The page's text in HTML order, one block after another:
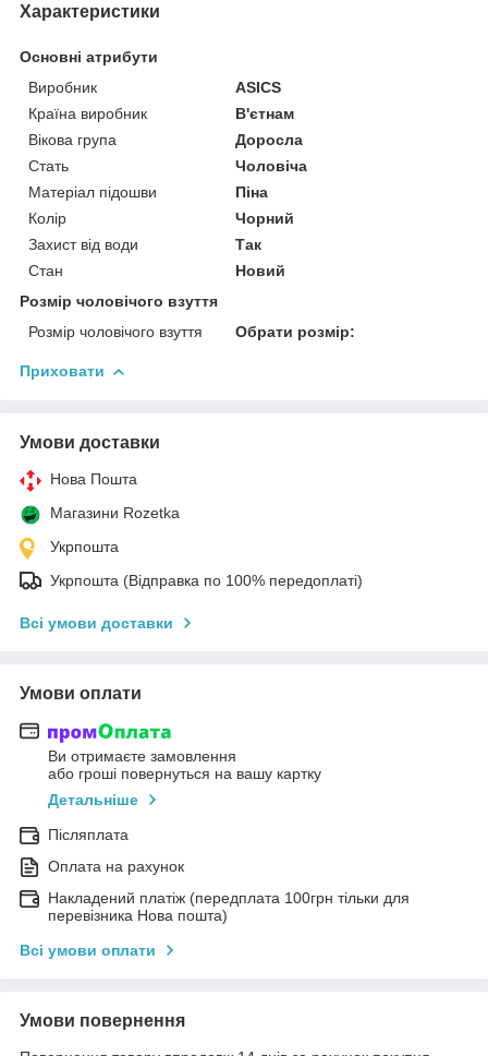
Характеристики
Основні атрибути
Виробник
ASICS
Країна виробник
В'єтнам
Вікова група
Доросла
Стать
Чоловіча
Матеріал підошви
Піна
Колір
Чорний
Захист від води
Так
Стан
Новий
Розмір чоловічого взуття
Розмір чоловічого взуття
Обрати розмір:
Приховати
Умови доставки
Нова Пошта
Магазини Rozetka
Укрпошта
Укрпошта (Відправка по 100% передоплаті)
Всі умови доставки
Умови оплати
Ви отримаєте замовлення
або гроші повернуться на вашу картку
Детальніше
Післяплата
Оплата на рахунок
Накладений платіж (передплата 100грн тільки для
перевізника Нова пошта)
Всі умови оплати
Умови повернення